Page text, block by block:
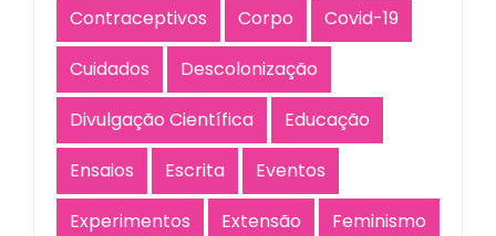
Contraceptivos
Corpo
Covid-19
Cuidados
Descolonização
Divulgação Científica
Educação
Ensaios
Escrita
Eventos
Experimentos
Extensão
Feminismo